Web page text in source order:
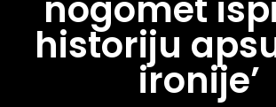
historiju
ironije’